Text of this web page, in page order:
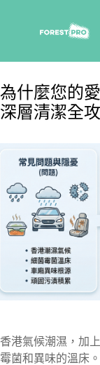
為什麼您的
深層清潔全
香港氣候潮濕，加
霉菌和異味的溫床